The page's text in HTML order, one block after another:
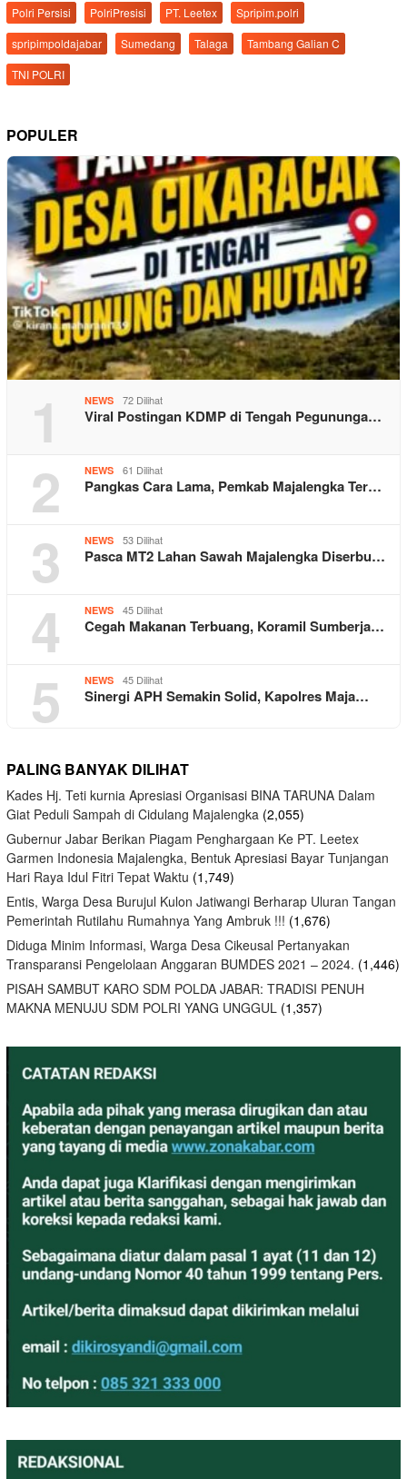
Polri Persisi
PolriPresisi PT. Leetex
Spripim.polri
spripimpoldajabar
Sumedang Talaga
Tambang Galian C
TNI POLRI
POPULER
1 NEWS 72 Dilihat
Viral Postingan KDMP di Tengah Pegununga…
2 NEWS 61 Dilihat
Pangkas Cara Lama, Pemkab Majalengka Ter…
3 NEWS 53 Dilihat
Pasca MT2 Lahan Sawah Majalengka Diserbu…
4 NEWS 45 Dilihat
Cegah Makanan Terbuang, Koramil Sumberja…
5 NEWS 45 Dilihat
Sinergi APH Semakin Solid, Kapolres Maja…
PALING BANYAK DILIHAT
Kades Hj. Teti kurnia Apresiasi Organisasi BINA TARUNA Dalam
Giat Peduli Sampah di Cidulang Majalengka (2,055)
Gubernur Jabar Berikan Piagam Penghargaan Ke PT. Leetex
Garmen Indonesia Majalengka, Bentuk Apresiasi Bayar Tunjangan
Hari Raya Idul Fitri Tepat Waktu (1,749)
Entis, Warga Desa Burujul Kulon Jatiwangi Berharap Uluran Tangan
Pemerintah Rutilahu Rumahnya Yang Ambruk !!! (1,676)
Diduga Minim Informasi, Warga Desa Cikeusal Pertanyakan
Transparansi Pengelolaan Anggaran BUMDES 2021 – 2024. (1,446)
PISAH SAMBUT KARO SDM POLDA JABAR: TRADISI PENUH
MAKNA MENUJU SDM POLRI YANG UNGGUL (1,357)